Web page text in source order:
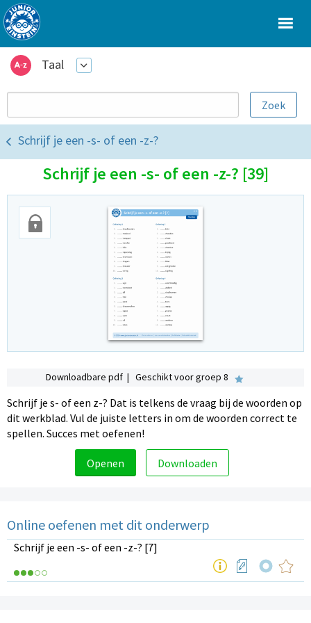
Taal
Schrijf je een -s- of een -z-?
Schrijf je een -s- of een -z-? [39]
Downloadbare pdf | Geschikt voor groep 8
Schrijf je s- of een z-? Dat is telkens de vraag bij de woorden op
dit werkblad. Vul de juiste letters in om de woorden correct te
spellen. Succes met oefenen!
Openen Downloaden
Online oefenen met dit onderwerp
Schrijf je een -s- of een -z-? [7]